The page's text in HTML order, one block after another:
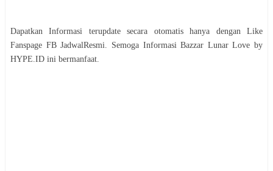
Dapatkan Informasi terupdate secara otomatis hanya dengan Like
Fanspage FB JadwalResmi. Semoga InformasiBazzar Lunar Love by
HYPE.ID ini bermanfaat.